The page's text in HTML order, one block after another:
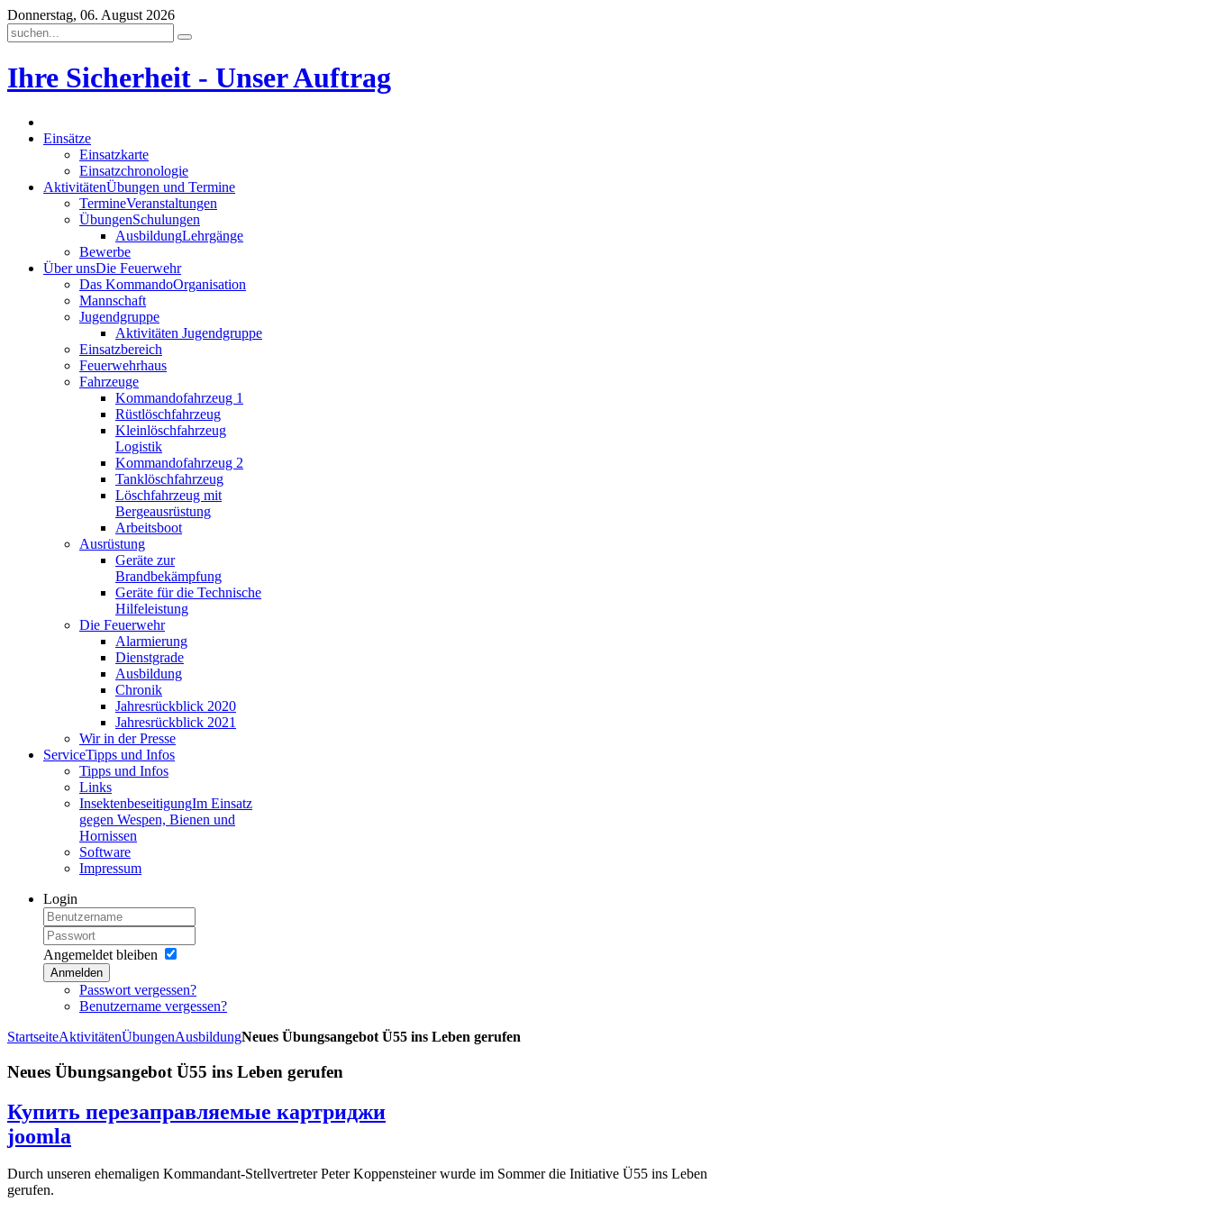
Donnerstag, 06. August 2026
Ihre Sicherheit - Unser Auftrag
Einsätze
Einsatzkarte
Einsatzchronologie
AktivitätenÜbungen und Termine
TermineVeranstaltungen
ÜbungenSchulungen
AusbildungLehrgänge
Bewerbe
Über unsDie Feuerwehr
Das KommandoOrganisation
Mannschaft
Jugendgruppe
Aktivitäten Jugendgruppe
Einsatzbereich
Feuerwehrhaus
Fahrzeuge
Kommandofahrzeug 1
Rüstlöschfahrzeug
Kleinlöschfahrzeug
Logistik
Kommandofahrzeug 2
Tanklöschfahrzeug
Löschfahrzeug mit
Bergeausrüstung
Arbeitsboot
Ausrüstung
Geräte zur
Brandbekämpfung
Geräte für die Technische
Hilfeleistung
Die Feuerwehr
Alarmierung
Dienstgrade
Ausbildung
Chronik
Jahresrückblick 2020
Jahresrückblick 2021
Wir in der Presse
ServiceTipps und Infos
Tipps und Infos
Links
InsektenbeseitigungIm Einsatz
gegen Wespen, Bienen und
Hornissen
Software
Impressum
Login
Angemeldet bleiben
Anmelden
Passwort vergessen?
Benutzername vergessen?
StartseiteAktivitätenÜbungenAusbildungNeues Übungsangebot Ü55 ins Leben gerufen
Neues Übungsangebot Ü55 ins Leben gerufen
Купить перезаправляемые картриджи
joomla
Durch unseren ehemaligen Kommandant-Stellvertreter Peter Koppensteiner wurde im Sommer die Initiative Ü55 ins Leben
gerufen.